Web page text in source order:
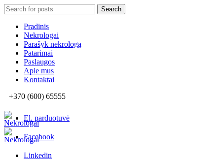
Search
for:
Search
Pradinis
Nekrologai
Parašyk nekrologą
Patarimai
Paslaugos
Apie mus
Kontaktai
+370 (600) 65555
El. parduotuvė
Facebook
Linkedin